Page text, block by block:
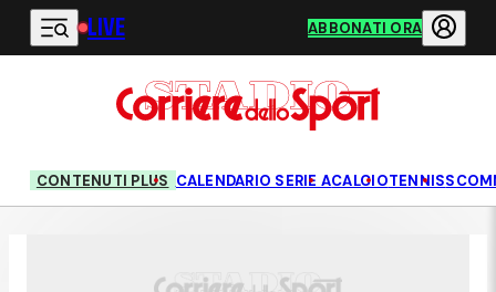
Vai al contenuto principale
LIVE ABBONATI ORA
CONTENUTI PLUS CALENDARIO SERIE ACALCIOTENNIS